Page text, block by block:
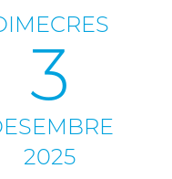
3
2025